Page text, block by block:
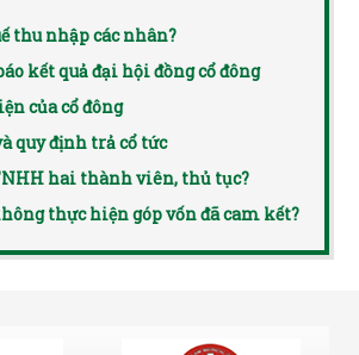
thu nhập các nhân?
kết quả đại hội đồng cổ đông
của cổ đông
quy định trả cổ tức
hai thành viên, thủ tục?
thực hiện góp vốn đã cam kết?